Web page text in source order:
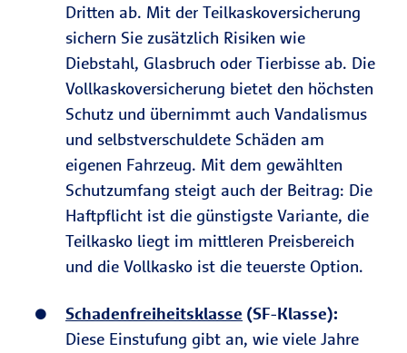
Dritten ab. Mit der Teilkaskoversicherung
sichern Sie zusätzlich Risiken wie
Diebstahl, Glasbruch oder Tierbisse ab. Die
Vollkaskoversicherung bietet den höchsten
Schutz und übernimmt auch Vandalismus
und selbstverschuldete Schäden am
eigenen Fahrzeug. Mit dem gewählten
Schutzumfang steigt auch der Beitrag: Die
Haftpflicht ist die günstigste Variante, die
Teilkasko liegt im mittleren Preisbereich
und die Vollkasko ist die teuerste Option.
Schadenfreiheitsklasse (SF-Klasse):
Diese Einstufung gibt an, wie viele Jahre